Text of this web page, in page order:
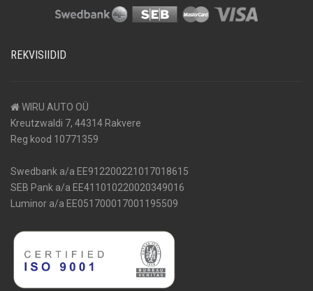
REKVISIIDID
WIRU AUTO OÜ
Kreutzwaldi 7, 44314 Rakvere
Reg kood 10771359
Swedbank a/a EE912200221017018615
SEB Pank a/a EE411010220020349016
Luminor a/a EE051700017001195509